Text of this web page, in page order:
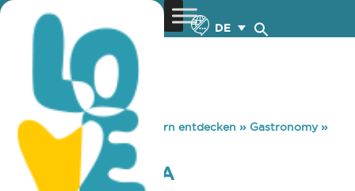
DE
You are here: Home »Zypern entdecken » Gastronomy»
ALFREDOS PIZZA
ALFREDOS PIZZA